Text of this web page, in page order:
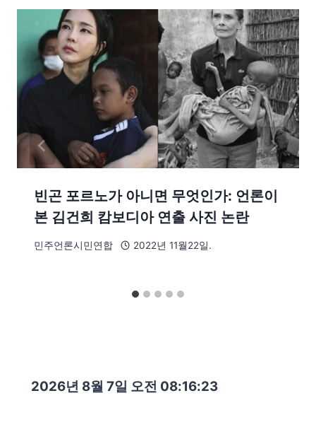
빈곤 포르노가 아니면 무엇인가: 언론이
본 김건희 캄보디아 연출 사진 논란
민주언론시민연합 2022년 11월22일.
2026년 8월 7일 오전 08:16:24